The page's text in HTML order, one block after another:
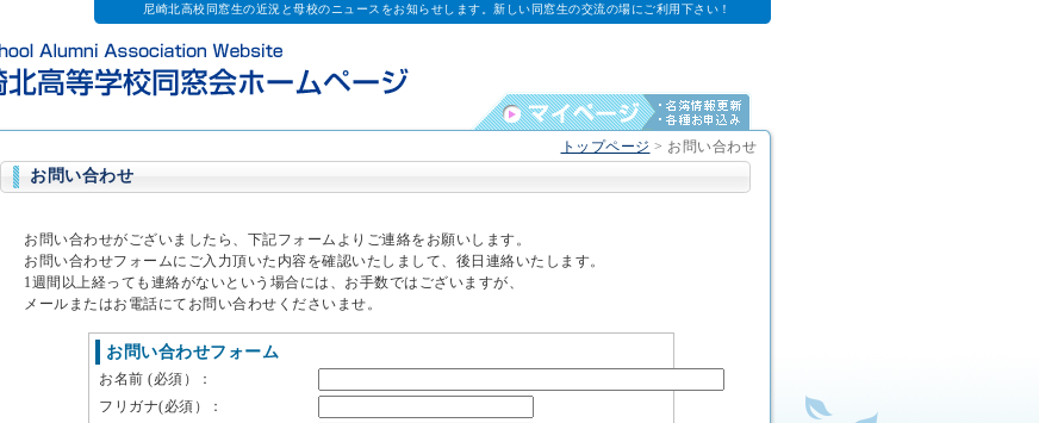
尼崎北高校同窓生の近況と母校のニュースをお知らせします。新しい同窓生の交流の場にご利用下さい！
トップページ > お問い合わせ
お問い合わせ
お問い合わせがございましたら、下記フォームよりご連絡をお願いします。
お問い合わせフォームにご入力頂いた内容を確認いたしまして、後日連絡いたします。
1週間以上経っても連絡がないという場合には、お手数ではございますが、
メールまたはお電話にてお問い合わせくださいませ。
お問い合わせフォーム
お名前 (必須）：
フリガナ(必須）：